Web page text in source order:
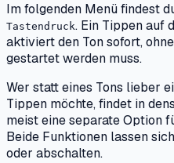
Im folgenden Menü findest
Tastendruck. Ein Tippen auf
aktiviert den Ton sofort,
gestartet werden muss.
Wer statt eines Tons lieber
Tippen möchte, findet in
meist eine separate Option
Beide Funktionen lassen
oder abschalten.